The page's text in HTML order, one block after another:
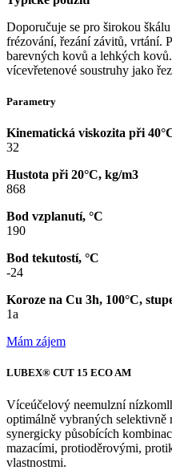
Doporučuje se pro širokou
frézování, řezání závitů, vrtání.
barevných kovů a lehkých
vícevřetenové soustruhy jako
Parametry
Kinematická viskozita při
32
Hustota při 20°C, kg/m3
868
Bod vzplanutí, °C
190
Bod tekutostí, °C
-24
Koroze na Cu 3h, 100°C,
1a
Mám zájem
LUBEX® CUT 15 ECO AM
Víceúčelový neemulzní
optimálně vybraných
synergicky působících
mazacími, protioděrovými,
vlastnostmi.